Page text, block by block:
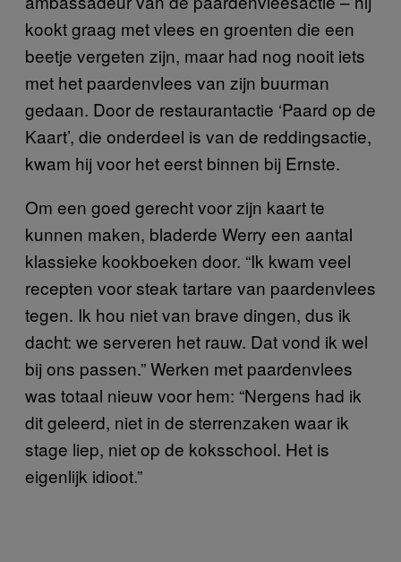
kookt graag met vlees en groenten die een
beetje vergeten zijn, maar had nog nooit iets
met het paardenvlees van zijn buurman
gedaan. Door de restaurantactie ‘Paard op de
Kaart’, die onderdeel is van de reddingsactie,
kwam hij voor het eerst binnen bij Ernste.
Om een goed gerecht voor zijn kaart te
kunnen maken, bladerde Werry een aantal
klassieke kookboeken door. “Ik kwam veel
recepten voor steak tartare van paardenvlees
tegen. Ik hou niet van brave dingen, dus ik
dacht: we serveren het rauw. Dat vond ik wel
bij ons passen.” Werken met paardenvlees
was totaal nieuw voor hem: “Nergens had ik
dit geleerd, niet in de sterrenzaken waar ik
stage liep, niet op de koksschool. Het is
eigenlijk idioot.”